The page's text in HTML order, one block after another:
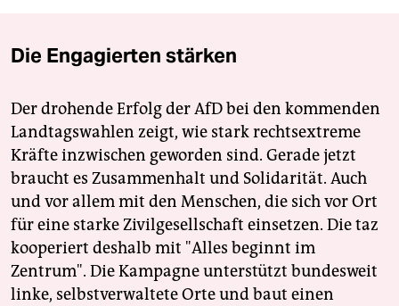
Die Engagierten stärken
Der drohende Erfolg der AfD bei den kommenden
Landtagswahlen zeigt, wie stark rechtsextreme
Kräfte inzwischen geworden sind. Gerade jetzt
braucht es Zusammenhalt und Solidarität. Auch
und vor allem mit den Menschen, die sich vor Ort
für eine starke Zivilgesellschaft einsetzen. Die taz
kooperiert deshalb mit "Alles beginnt im
Zentrum". Die Kampagne unterstützt bundesweit
linke, selbstverwaltete Orte und baut einen